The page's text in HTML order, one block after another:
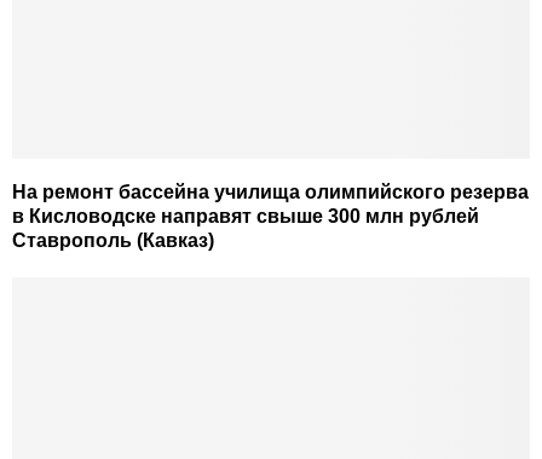
На ремонт бассейна училища олимпийского резерва
в Кисловодске направят свыше 300 млн рублей
Ставрополь (Кавказ)